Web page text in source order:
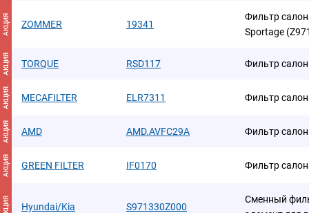
АКЦИЯ ZOMMER 19341
Фильтр
Sportage
АКЦИЯ TORQUE RSD117 Фильтр
АКЦИЯ MECAFILTER ELR7311 Фильтр
АКЦИЯ AMD AMD.AVFC29A Фильтр
АКЦИЯ GREEN FILTER IF0170 Фильтр
АКЦИЯ Hyundai/Kia S971330Z000
Сменный